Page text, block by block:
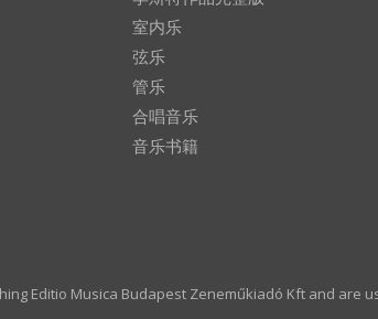
室内乐
弦乐
管乐
合唱音乐
音乐书籍
Editio Musica Budapest Zeneműkiadó Kft and are